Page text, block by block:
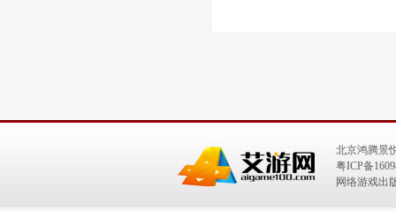
北京鸿腾景
粤ICP备
网络游戏出